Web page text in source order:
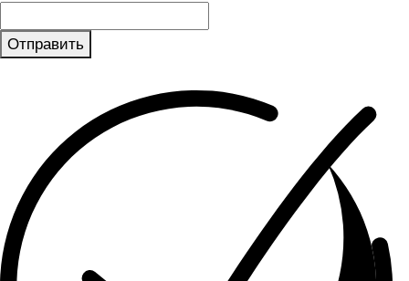
Отправить